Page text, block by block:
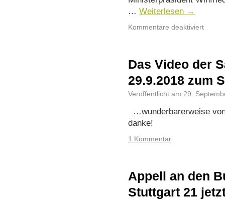
… Weiterlesen →
Kommentare deaktiviert
Das Video der
29.9.2018 zum
Veröffentlicht am 29.
…wunderbarerweise
danke!
1 Kommentar
Appell an den
Stuttgart 21